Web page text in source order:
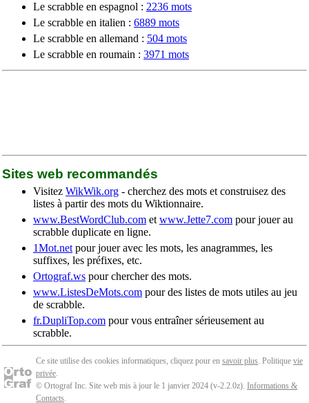
Le scrabble en espagnol : 2236 mots
Le scrabble en italien : 6889 mots
Le scrabble en allemand : 504 mots
Le scrabble en roumain : 3971 mots
Sites web recommandés
Visitez WikWik.org - cherchez des mots et construisez des
listes à partir des mots du Wiktionnaire.
www.BestWordClub.com et www.Jette7.com pour jouer au
scrabble duplicate en ligne.
1Mot.net pour jouer avec les mots, les anagrammes, les
suffixes, les préfixes, etc.
Ortograf.ws pour chercher des mots.
www.ListesDeMots.com pour des listes de mots utiles au jeu
de scrabble.
fr.DupliTop.com pour vous entraîner sérieusement au
scrabble.
Ce site utilise des cookies informatiques, cliquez pour en savoir plus. Politique vie
privée.
© Ortograf Inc. Site web mis à jour le 1 janvier 2024 (v-2.2.0z). Informations &
Contacts.